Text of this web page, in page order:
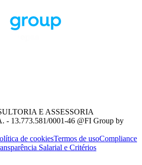
E ASSESSORIA
13.773.581/0001-46 @FI Group by
de cookiesTermos de usoCompliance
Salarial e Critérios